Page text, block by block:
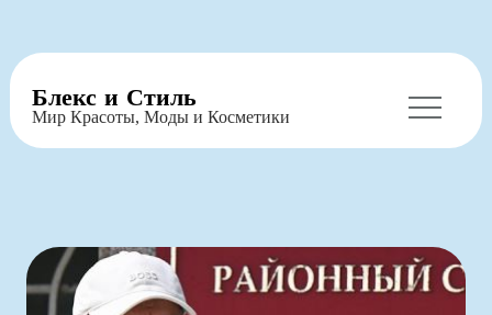
Перейти
содержимому
Блекс и Стиль
Мир Красоты, Моды и Косметики